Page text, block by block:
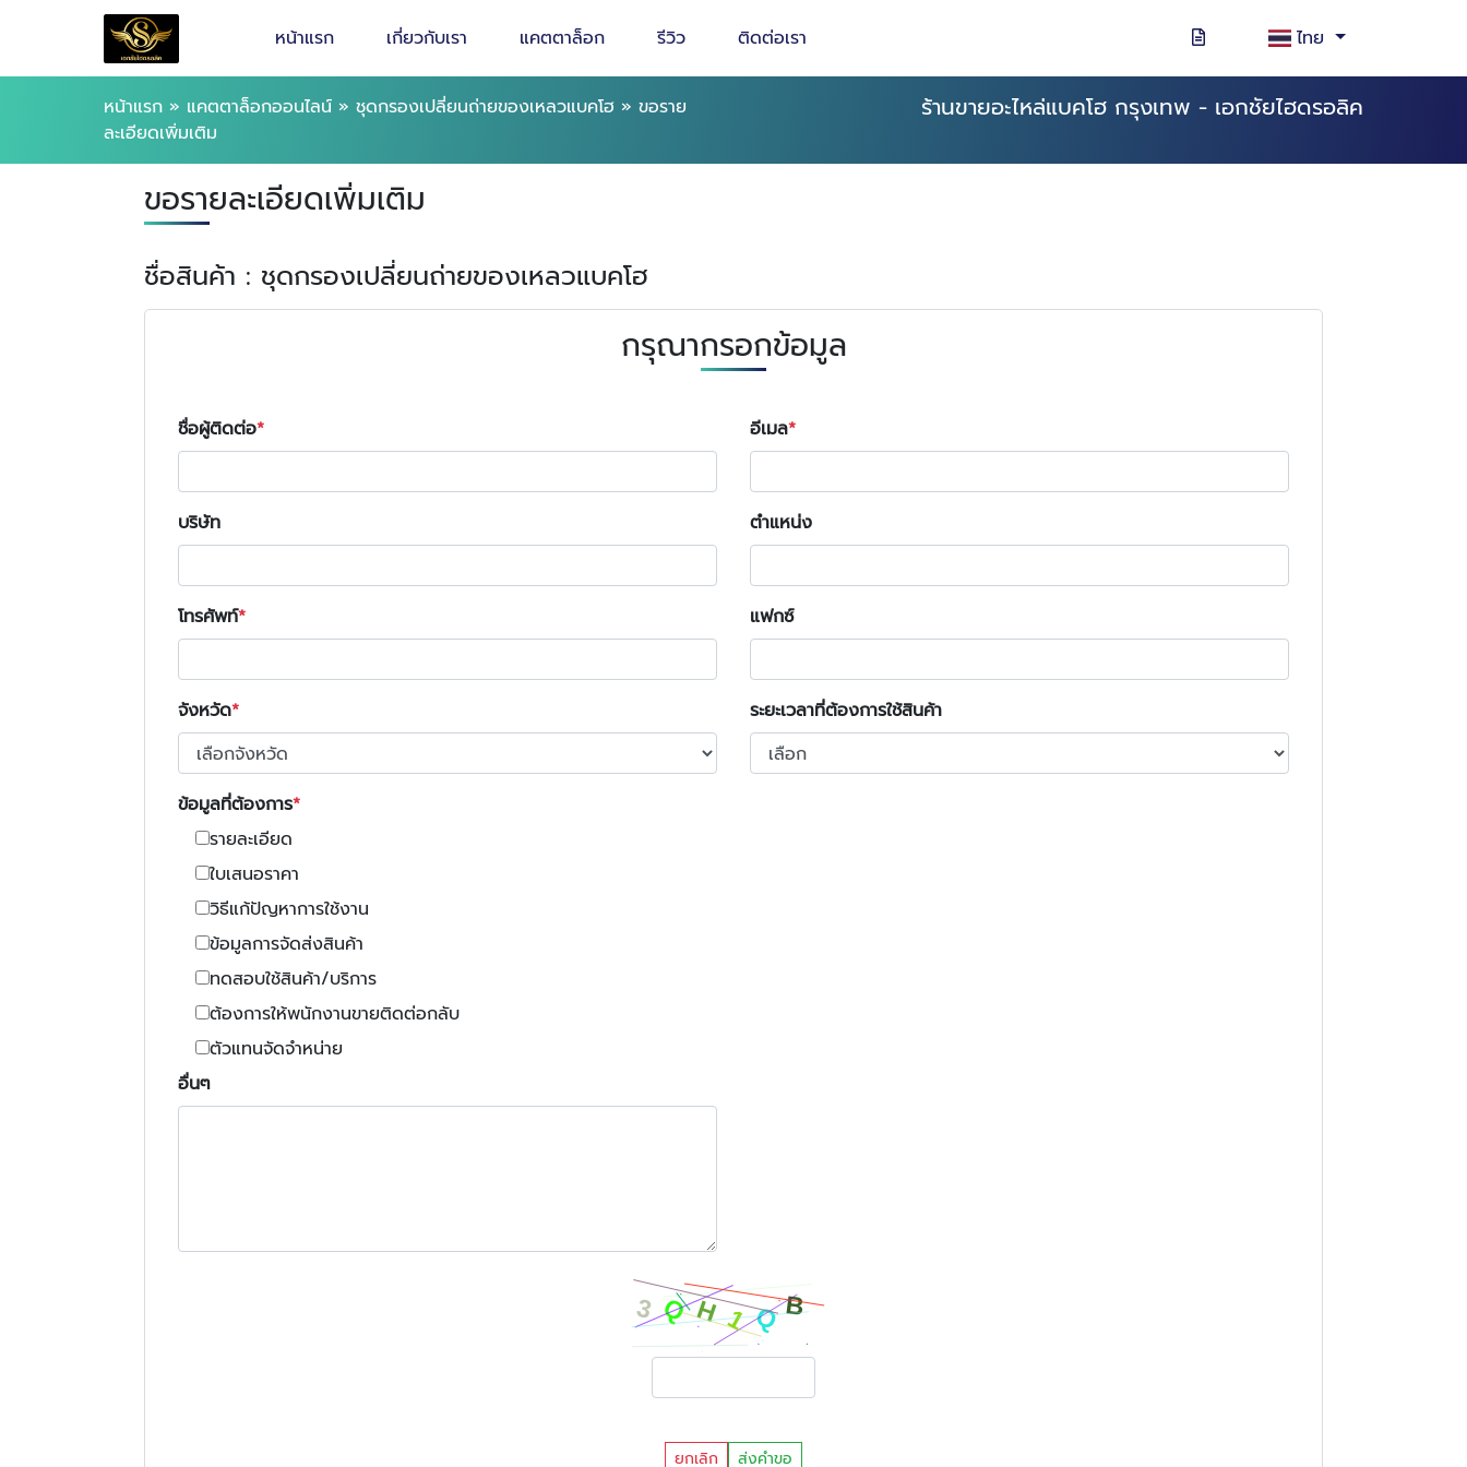
หน้าแรก เกี่ยวกับเรา แคตตาล็อก รีวิว ติดต่อเรา ไทย
หน้าแรก » แคตตาล็อกออนไลน์ » ชุดกรองเปลี่ยนถ่ายของเหลวแบคโฮ » ขอราย
ละเอียดเพิ่มเติม
ร้านขายอะไหล่แบคโฮ กรุงเทพ - เอกชัยไฮดรอลิค
ขอรายละเอียดเพิ่มเติม
ชื่อสินค้า : ชุดกรองเปลี่ยนถ่ายของเหลวแบคโฮ
กรุณากรอกข้อมูล
ชื่อผู้ติดต่อ อีเมล
บริษัท ตำแหน่ง
โทรศัพท์ แฟกซ์
จังหวัด ระยะเวลาที่ต้องการใช้สินค้า
ข้อมูลที่ต้องการ
รายละเอียด
ใบเสนอราคา
วิธีแก้ปัญหาการใช้งาน
ข้อมูลการจัดส่งสินค้า
ทดสอบใช้สินค้า/บริการ
ต้องการให้พนักงานขายติดต่อกลับ
ตัวแทนจัดจำหน่าย
อื่นๆ
ยกเลิก ส่งคำขอ